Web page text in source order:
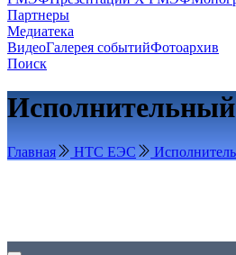
Партнеры
Медиатека
ВидеоГалерея событийФотоархив
Поиск
Главная НТС ЕЭС